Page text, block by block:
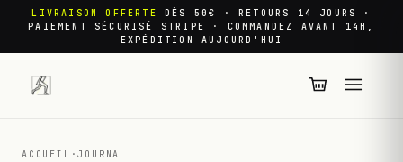
LIVRAISON OFFERTE
DÈS 50€ · RETOURS 14 JOURS ·
PAIEMENT SÉCURISÉ STRIPE · COMMANDEZ AVANT 14H,
EXPÉDITION AUJOURD'HUI
ACCUEIL ·JOURNAL